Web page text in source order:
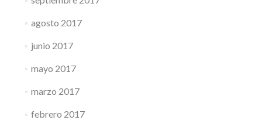
agosto 2017
junio 2017
mayo 2017
marzo 2017
febrero 2017